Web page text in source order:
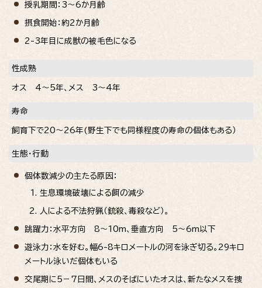
授乳期間：3～6か月齢
摂食開始：約2か月齢
2-3年目に成獣の被毛色になる
性成熟
オス 4～5年、メス 3～4年
寿命
飼育下で20～26年(野生下でも同様程度の寿命の個体もある）
生態・行動
個体数減少の主たる原因：
生息環境破壊による餌の減少
人による不法狩猟（銃殺、毒殺など）。
跳躍力：水平方向 8～10m、垂直方向 5～6m以下
遊泳力：水を好む。幅6-8キロメートルの河を泳ぎ切る。29キロ
メートル泳いだ個体もいる
交尾期に5－7日間、メスのそばにいたオスは、新たなメスを捜